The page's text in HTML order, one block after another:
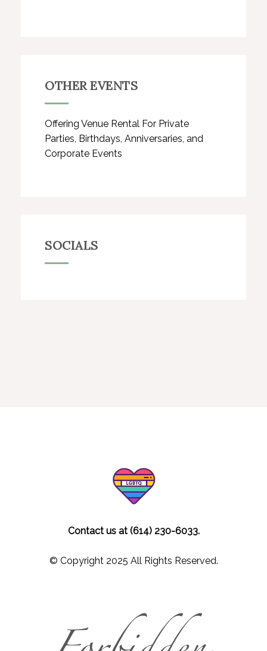
OTHER EVENTS
Offering Venue Rental For Private
Parties, Birthdays, Anniversaries, and
Corporate Events
SOCIALS
Contact us at (614) 230-6033.
© Copyright 2025 All Rights Reserved.